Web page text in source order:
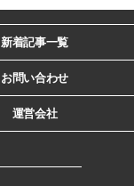
新着記事一覧
お問い合わせ
運営会社